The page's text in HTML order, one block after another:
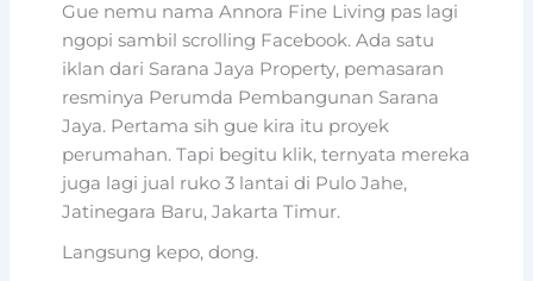
Gue nemu nama Annora Fine Living pas lagi
ngopi sambil scrolling Facebook. Ada satu
iklan dari Sarana Jaya Property, pemasaran
resminya Perumda Pembangunan Sarana
Jaya. Pertama sih gue kira itu proyek
perumahan. Tapi begitu klik, ternyata mereka
juga lagi jual ruko 3 lantai di Pulo Jahe,
Jatinegara Baru, Jakarta Timur.
Langsung kepo, dong.